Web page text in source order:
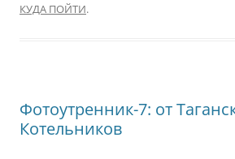
КУДА ПОЙТИ.
Фотоутренник-7: от
Котельников